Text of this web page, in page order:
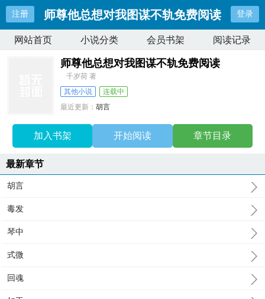
注册 师尊他总想对我图谋不轨免费阅读 登录
网站首页 小说分类 会员书架 阅读记录
师尊他总想对我图谋不轨免费阅读
千岁荷 著
其他小说
连载中
最近更新：胡言
加入书架 开始阅读 章节目录
最新章节
胡言
毒发
琴中
式微
回魂